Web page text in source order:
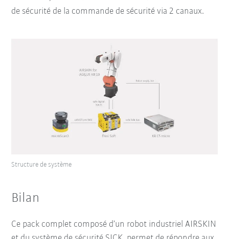
de sécurité de la commande de sécurité via 2 canaux.
Structure de système
Bilan
Ce pack complet composé d’un robot industriel AIRSKIN